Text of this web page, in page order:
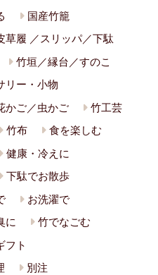
国産竹籠
草履 ／スリッパ／下駄
竹垣／縁台／すのこ
リー・小物
かご／虫かご
竹工芸
竹布
食を楽しむ
健康・冷えに
下駄でお散歩
お洗濯で
に
竹でなごむ
フト
別注